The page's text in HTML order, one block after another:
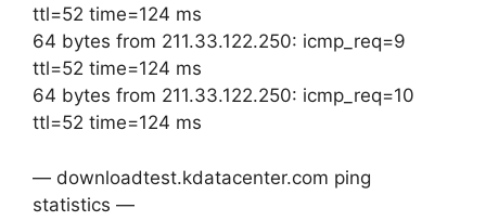
ttl=52 time=124 ms
64 bytes from 211.33.122.250: icmp_req=9
ttl=52 time=124 ms
64 bytes from 211.33.122.250: icmp_req=10
ttl=52 time=124 ms
— downloadtest.kdatacenter.com ping
statistics —